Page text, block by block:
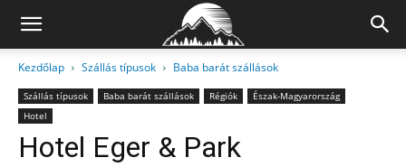
Kezdőlap Szállás típusok Baba barát szállások
Szállás típusok Baba barát szállások Régiók
Észak-Magyarország
Hotel
Hotel Eger & Park